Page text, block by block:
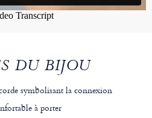
DU BIJOU
symbolisant la connexion
à porter